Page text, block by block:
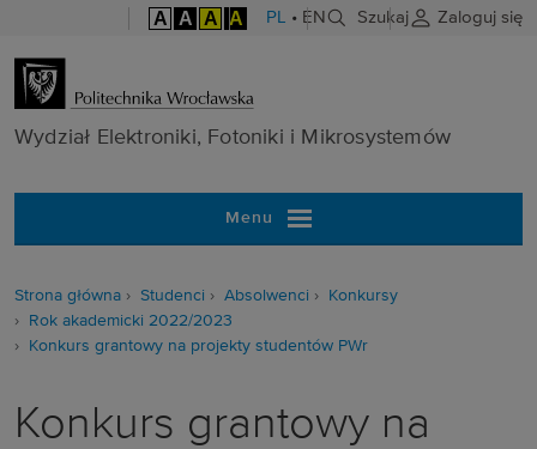
A A A A PL • EN Szukaj Zaloguj się
Wydział
Wydział Elektroniki, Fotoniki i Mikrosystemów
Menu
Strona główna Studenci Absolwenci
Konkursy
Rok akademicki 2022/2023
Konkurs grantowy na projekty studentów PWr
Konkurs grantowy na